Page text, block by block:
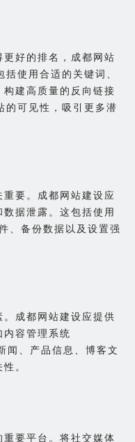
好的排名，成都网站
使用合适的关键词、
建高质量的反向链接
的可见性，吸引更多潜
要。成都网站建设应
据泄露。这包括使用
、备份数据以及设置强
成都网站建设应提供
容管理系统
闻、产品信息、博客文
。
要平台。将社交媒体